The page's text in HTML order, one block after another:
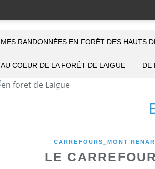
MES RANDONNÉES EN FORÊT DES HAUTS
AU COEUR DE LA FORÊT DE LAIGUE DE
CARREFOURS_MONT
LE